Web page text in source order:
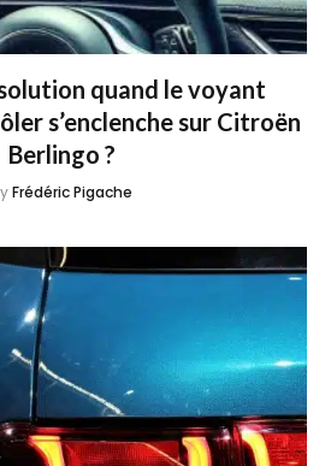
quand le voyant
s’enclenche sur Citroën
Berlingo ?
Frédéric Pigache